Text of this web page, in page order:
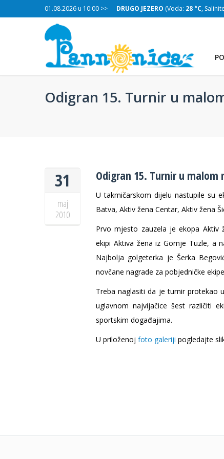
01.08.2026 u 10:00 >>
30 g/L) DRUGO JEZERO (Voda: 28 °C,
Odigran 15. Turnir u
31
maj
2010
Odigran 15. Turnir u malom
U takmičarskom dijelu nastupile su
Batva, Aktiv žena Centar, Aktiv žena
Prvo mjesto zauzela je ekopa Aktiv
ekipi Aktiva žena iz Gornje Tuzle, a
Najbolja golgeterka je Šerka
novčane nagrade za pobjedničke
Treba naglasiti da je turnir protekao
uglavnom najvijačice šest različiti
sportskim događajima.
U priloženoj foto galeriji pogledajte
TREĆE JEZERO
28 °C